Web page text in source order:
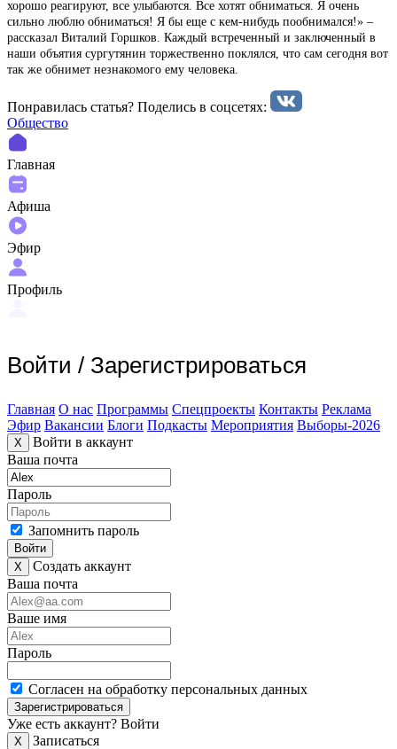
хорошо реагируют, все улыбаются. Все хотят обниматься. Я очень
сильно люблю обниматься! Я бы еще с кем-нибудь пообнимался!» –
рассказал Виталий Горшков. Каждый встреченный и заключенный в
наши объятия сургутянин торжественно поклялся, что сам сегодня вот
так же обнимет незнакомого ему человека.
Понравилась статья? Поделиcь в соцсетях:
Общество
Главная
Афиша
Эфир
Профиль
Войти / Зарегистрироваться
Главная О нас Программы Спецпроекты Контакты Реклама
Эфир Вакансии Блоги Подкасты Мероприятия Выборы-2026
X
Войти в аккаунт
Ваша почта
Пароль
Запомнить пароль
Войти
X
Создать аккаунт
Ваша почта
Ваше имя
Пароль
Согласен на обработку персональных данных
Зарегистрироваться
Уже есть аккаунт? Войти
X
Записаться